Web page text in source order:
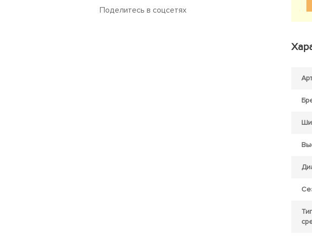
Поделитесь в соцсетях